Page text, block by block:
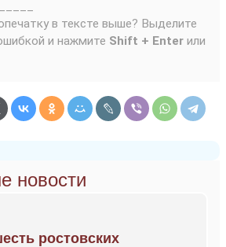
в тексте выше? Выделите
и нажмите Shift + Enter или
новости
ростовских